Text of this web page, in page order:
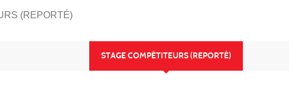
(REPORTÉ)
STAGE COMPÉTITEURS (REPORTÉ)